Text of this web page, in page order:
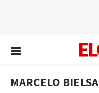
MARCELO BIELSA